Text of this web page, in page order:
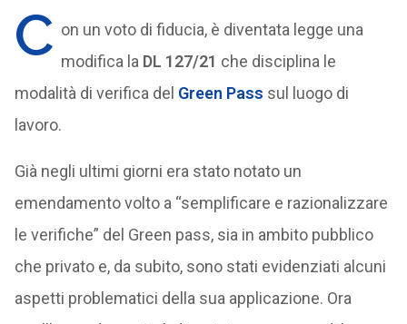
C on un voto di fiducia, è diventata legge una
modifica la DL 127/21 che disciplina le
modalità di verifica del Green Pass sul luogo di
lavoro.
Già negli ultimi giorni era stato notato un
emendamento volto a “semplificare e razionalizzare
le verifiche” del Green pass, sia in ambito pubblico
che privato e, da subito, sono stati evidenziati alcuni
aspetti problematici della sua applicazione. Ora